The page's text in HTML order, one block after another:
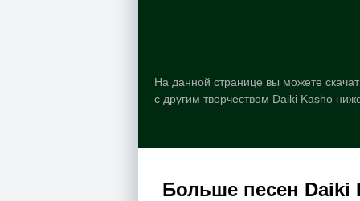
На данной странице вы можете
с другим творчеством Daiki Kasho
Больше песен Daiki